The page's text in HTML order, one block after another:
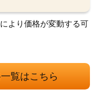
より価格が変動する可
覧はこちら